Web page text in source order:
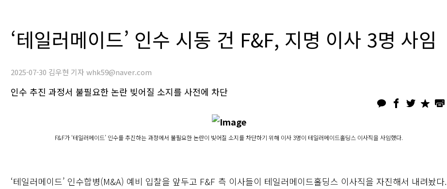
‘테일러메이드’ 인수 시동 건 F&F, 지명 이사 3명 사임
2025-07-30 김우현 기자 whk59@naver.com
인수 추진 과정서 불필요한 논란 빚어질 소지를 사전에 차단
F&F가 ‘테일러메이드’ 인수를 추진하는 과정에서 불필요한 논란이 빚어질 소지를 차단하기 위해 이사 3명이 테일러메이드홀딩스 이사직을 사임했다.
‘테일러메이드’ 인수합병(M&A) 예비 입찰을 앞두고 F&F 측 이사들이 테일러메이드홀딩스 이사직을 자진해서 내려놨다.